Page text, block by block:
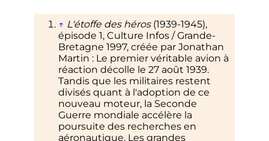
↑ L'étoffe des héros(1939-1945),
épisode 1, Culture Infos / Grande-
Bretagne 1997, créée par Jonathan
Martin : Le premier véritable avion à
réaction décolle le 27 août 1939.
Tandis que les militaires restent
divisés quant à l'adoption de ce
nouveau moteur, la Seconde
Guerre mondiale accélère la
poursuite des recherches en
aéronautique. Les grandes